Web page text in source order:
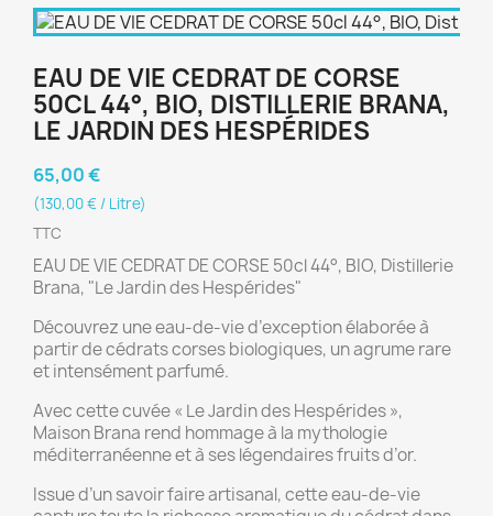
EAU DE VIE CEDRAT DE CORSE
50CL 44°, BIO, DISTILLERIE BRANA,
LE JARDIN DES HESPÉRIDES
65,00 €
(130,00 € / Litre)
TTC
EAU DE VIE CEDRAT DE CORSE 50cl 44°, BIO, Distillerie
Brana, "Le Jardin des Hespérides"
Découvrez une eau-de-vie d’exception élaborée à
partir de cédrats corses biologiques, un agrume rare
et intensément parfumé.
Avec cette cuvée « Le Jardin des Hespérides »,
Maison Brana rend hommage à la mythologie
méditerranéenne et à ses légendaires fruits d’or.
Issue d’un savoir faire artisanal, cette eau-de-vie